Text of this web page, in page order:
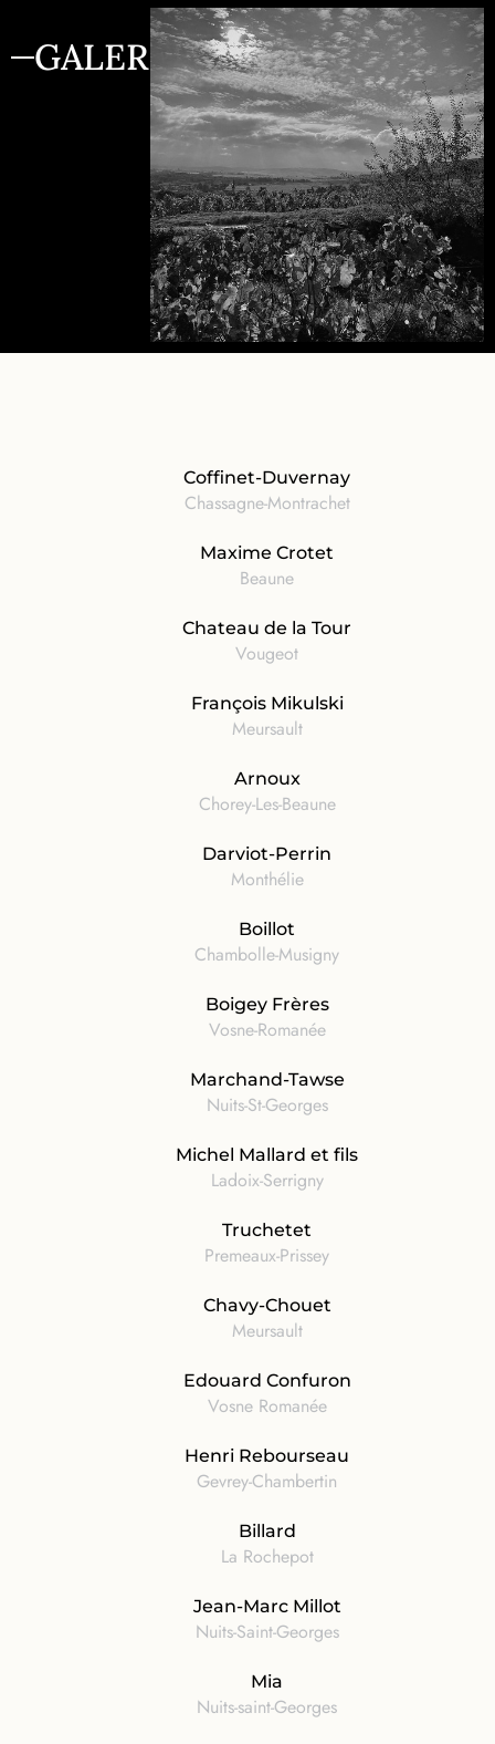
GALERIE
Coffinet-Duvernay
Chassagne-Montrachet
Maxime Crotet
Beaune
Chateau de la Tour
Vougeot
François Mikulski
Meursault
Arnoux
Chorey-Les-Beaune
Darviot-Perrin
Monthélie
Boillot
Chambolle-Musigny
Boigey Frères
Vosne-Romanée
Marchand-Tawse
Nuits-St-Georges
Michel Mallard et fils
Ladoix-Serrigny
Truchetet
Premeaux-Prissey
Chavy-Chouet
Meursault
Edouard Confuron
Vosne Romanée
Henri Rebourseau
Gevrey-Chambertin
Billard
La Rochepot
Jean-Marc Millot
Nuits-Saint-Georges
Mia
Nuits-saint-Georges